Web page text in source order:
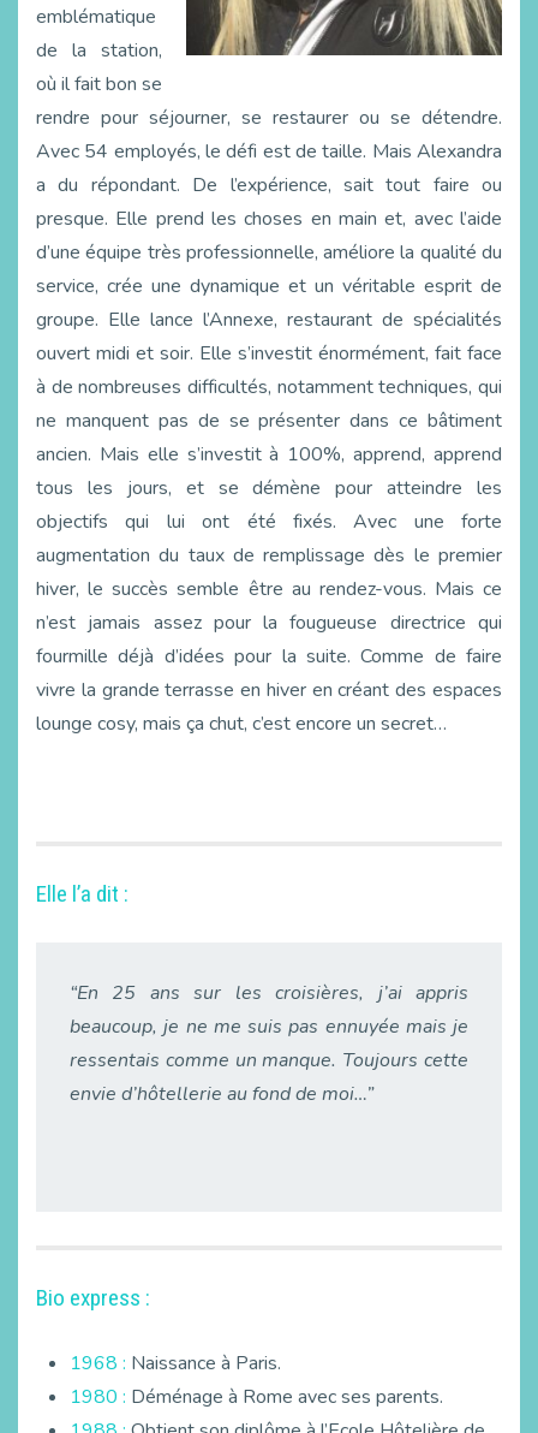
emblématique
de la station,
où il fait bon se
rendre pour séjourner, se restaurer ou se détendre.
Avec 54 employés, le défi est de taille. Mais Alexandra
a du répondant. De l’expérience, sait tout faire ou
presque. Elle prend les choses en main et, avec l’aide
d’une équipe très professionnelle, améliore la qualité du
service, crée une dynamique et un véritable esprit de
groupe. Elle lance l’Annexe, restaurant de spécialités
ouvert midi et soir. Elle s’investit énormément, fait face
à de nombreuses difficultés, notamment techniques, qui
ne manquent pas de se présenter dans ce bâtiment
ancien. Mais elle s’investit à 100%, apprend, apprend
tous les jours, et se démène pour atteindre les
objectifs qui lui ont été fixés. Avec une forte
augmentation du taux de remplissage dès le premier
hiver, le succès semble être au rendez-vous. Mais ce
n’est jamais assez pour la fougueuse directrice qui
fourmille déjà d’idées pour la suite. Comme de faire
vivre la grande terrasse en hiver en créant des espaces
lounge cosy, mais ça chut, c’est encore un secret…
Elle l’a dit :
“En 25 ans sur les croisières, j’ai appris
beaucoup, je ne me suis pas ennuyée mais je
ressentais comme un manque. Toujours cette
envie d’hôtellerie au fond de moi…”
Bio express :
1968 : Naissance à Paris.
1980 : Déménage à Rome avec ses parents.